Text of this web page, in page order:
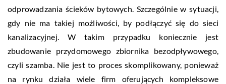
odprowadzania ścieków bytowych. Szczególnie w sytuacji,
gdy nie ma takiej możliwości, by podłączyć się do sieci
kanalizacyjnej. W takim przypadku koniecznie jest
zbudowanie przydomowego zbiornika bezodpływowego,
czyli szamba. Nie jest to proces skomplikowany, ponieważ
na rynku działa wiele firm oferujących kompleksowe